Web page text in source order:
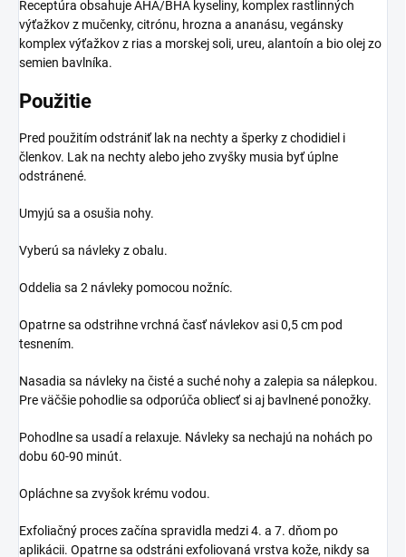
Receptúra obsahuje AHA/BHA kyseliny, komplex rastlinných
výťažkov z mučenky, citrónu, hrozna a ananásu, vegánsky
komplex výťažkov z rias a morskej soli, ureu, alantoín a bio olej zo
semien bavlníka.
Použitie
Pred použitím odstrániť lak na nechty a šperky z chodidiel i
členkov. Lak na nechty alebo jeho zvyšky musia byť úplne
odstránené.
Umyjú sa a osušia nohy.
Vyberú sa návleky z obalu.
Oddelia sa 2 návleky pomocou nožníc.
Opatrne sa odstrihne vrchná časť návlekov asi 0,5 cm pod
tesnením.
Nasadia sa návleky na čisté a suché nohy a zalepia sa nálepkou.
Pre väčšie pohodlie sa odporúča obliecť si aj bavlnené ponožky.
Pohodlne sa usadí a relaxuje. Návleky sa nechajú na nohách po
dobu 60-90 minút.
Opláchne sa zvyšok krému vodou.
Exfoliačný proces začína spravidla medzi 4. a 7. dňom po
aplikácii. Opatrne sa odstráni exfoliovaná vrstva kože, nikdy sa